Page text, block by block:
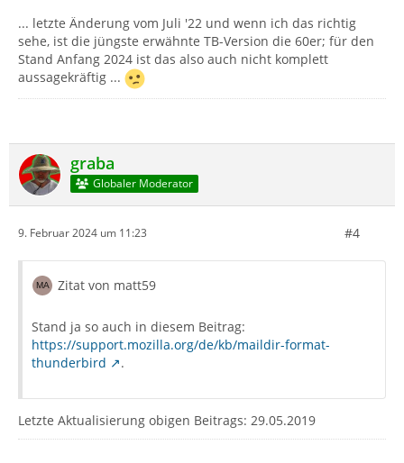
... letzte Änderung vom Juli '22 und wenn ich das richtig
sehe, ist die jüngste erwähnte TB-Version die 60er; für den
Stand Anfang 2024 ist das also auch nicht komplett
aussagekräftig ...
graba
Globaler Moderator
9. Februar 2024 um 11:23 #4
Zitat von matt59
Stand ja so auch in diesem Beitrag:
https://support.mozilla.org/de/kb/maildir-format-
thunderbird
.
Letzte Aktualisierung obigen Beitrags: 29.05.2019